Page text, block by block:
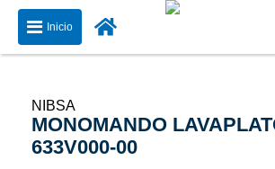
Inicio
NIBSA
MONOMANDO
633V000-00